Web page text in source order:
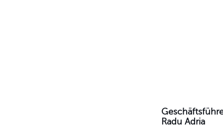
Radu Adria